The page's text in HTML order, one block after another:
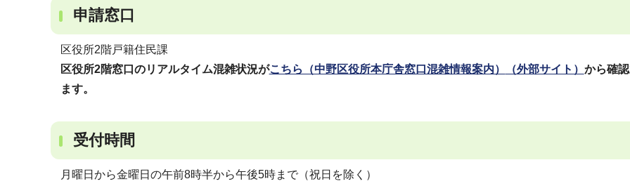
申請窓口
区役所2階戸籍住民課
区役所2階窓口のリアルタイム混雑状況がこちら（中野区役所本庁舎窓口混雑情報案内） （外部サイト） から確
ます。
受付時間
月曜日から金曜日の午前8時半から午後5時まで（祝日を除く）